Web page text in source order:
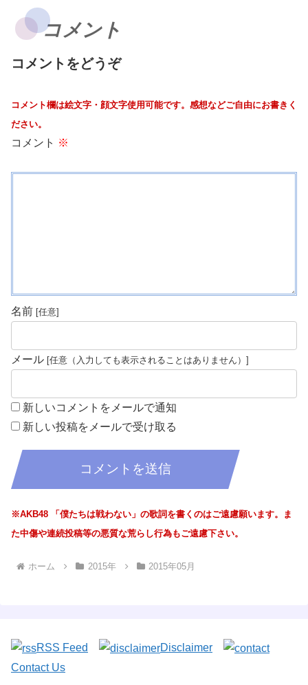
コメント
コメントをどうぞ
コメント欄は絵文字・顔文字使用可能です。感想などご自由にお書きく
ださい。
コメント ※
名前
メール
新しいコメントをメールで通知
新しい投稿をメールで受け取る
※AKB48 「僕たちは戦わない」の歌詞を書くのはご遠慮願います。ま
た中傷や連続投稿等の悪質な荒らし行為もご遠慮下さい。
ホーム 2015年 2015年05月
RSS Feed
Disclaimer
Contact Us